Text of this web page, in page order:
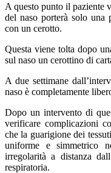
A questo punto il paziente
del naso porterà solo una
con un cerotto.
Questa viene tolta dopo
sul naso un cerottino di
A due settimane
naso è completamente
Dopo un intervento di
verificare complicazioni
che la guarigione dei
uniforme e simmetrico
irregolarità a distanza
respiratoria.